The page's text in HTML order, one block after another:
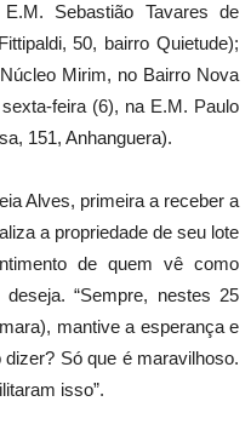
Sebastião Tavares de
50, bairro Quietude);
Mirim, no Bairro Nova
feira (6), na E.M. Paulo
151, Anhanguera).
Alves, primeira a receber a
a propriedade de seu lote
de quem vê como
“Sempre, nestes 25
mantive a esperança e
Só que é maravilhoso.
isso”.